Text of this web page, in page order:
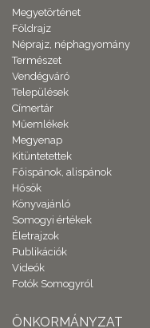
Megyetörténet
Földrajz
Néprajz, néphagyomány
Természet
Vendégváró
Települések
Címertár
Műemlékek
Megyenap
Kitüntetettek
Főispánok, alispánok
Hősök
Könyvajánló
Somogyi értékek
Életrajzok
Publikációk
Videók
Fotók Somogyról
ÖNKORMÁNYZAT